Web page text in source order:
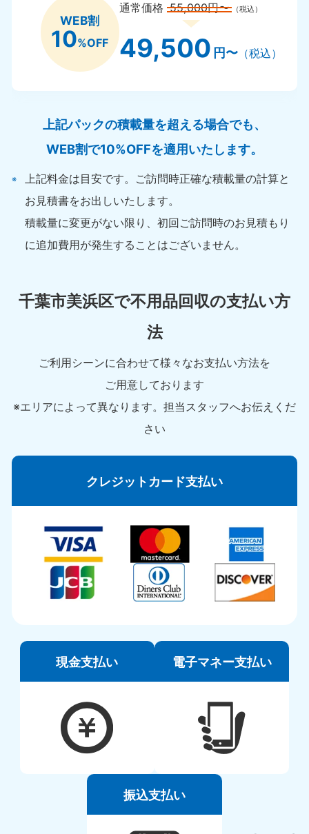
WEB割
10%OFF
通常価格55,000円〜 （税込）
49,500 円〜（税込）
上記パックの積載量を超える場合でも、
WEB割で10%OFFを適用いたします。
上記料金は目安です。ご訪問時正確な積載量の計算と
お見積書をお出しいたします。
積載量に変更がない限り、初回ご訪問時のお見積もり
に追加費用が発生することはございません。
千葉市美浜区で不用品回収の支払い方
法
ご利用シーンに合わせて様々なお支払い方法を
ご用意しております
※エリアによって異なります。担当スタッフへお伝えくだ
さい
クレジットカード支払い
現金支払い 電子マネー支払い
振込支払い